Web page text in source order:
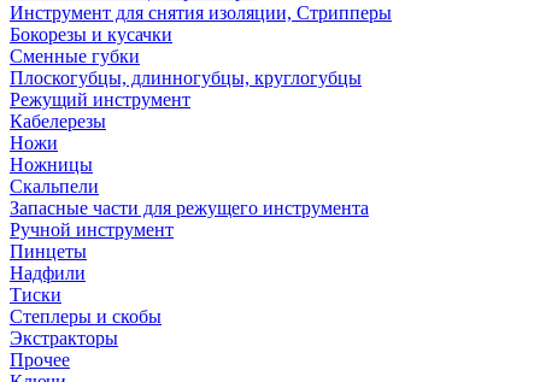
Инструмент для снятия изоляции, Стрипперы
Бокорезы и кусачки
Сменные губки
Плоскогубцы, длинногубцы, круглогубцы
Режущий инструмент
Кабелерезы
Ножи
Ножницы
Скальпели
Запасные части для режущего инструмента
Ручной инструмент
Пинцеты
Надфили
Тиски
Степлеры и скобы
Экстракторы
Прочее